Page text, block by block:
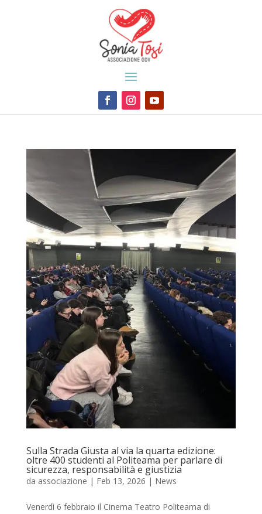
Sulla Strada Giusta al via la quarta edizione:
oltre 400 studenti al Politeama per parlare di
sicurezza, responsabilità e giustizia
da associazione | Feb 13, 2026 | News
Venerdì 6 febbraio il Cinema Teatro Politeama di